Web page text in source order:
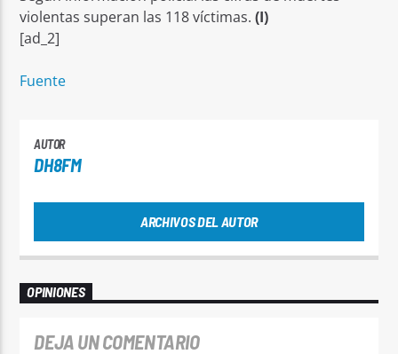
violentas superan las 118 víctimas.(I)
[ad_2]
Fuente
AUTOR
DH8FM
ARCHIVOS DEL AUTOR
OPINIONES
DEJA UN COMENTARIO